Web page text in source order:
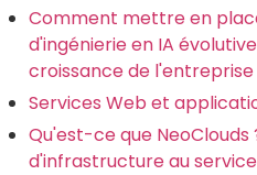
Comment mettre en
d'ingénierie en IA
croissance de l'entreprise
Services Web et
Qu'est-ce que NeoClouds
d'infrastructure au